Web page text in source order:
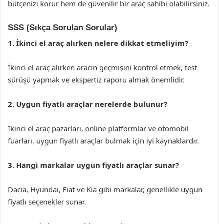
bütçenizi korur hem de güvenilir bir araç sahibi olabilirsiniz.
SSS (Sıkça Sorulan Sorular)
1. İkinci el araç alırken nelere dikkat etmeliyim?
İkinci el araç alırken aracın geçmişini kontrol etmek, test
sürüşü yapmak ve ekspertiz raporu almak önemlidir.
2. Uygun fiyatlı araçlar nerelerde bulunur?
İkinci el araç pazarları, online platformlar ve otomobil
fuarları, uygun fiyatlı araçlar bulmak için iyi kaynaklardır.
3. Hangi markalar uygun fiyatlı araçlar sunar?
Dacia, Hyundai, Fiat ve Kia gibi markalar, genellikle uygun
fiyatlı seçenekler sunar.